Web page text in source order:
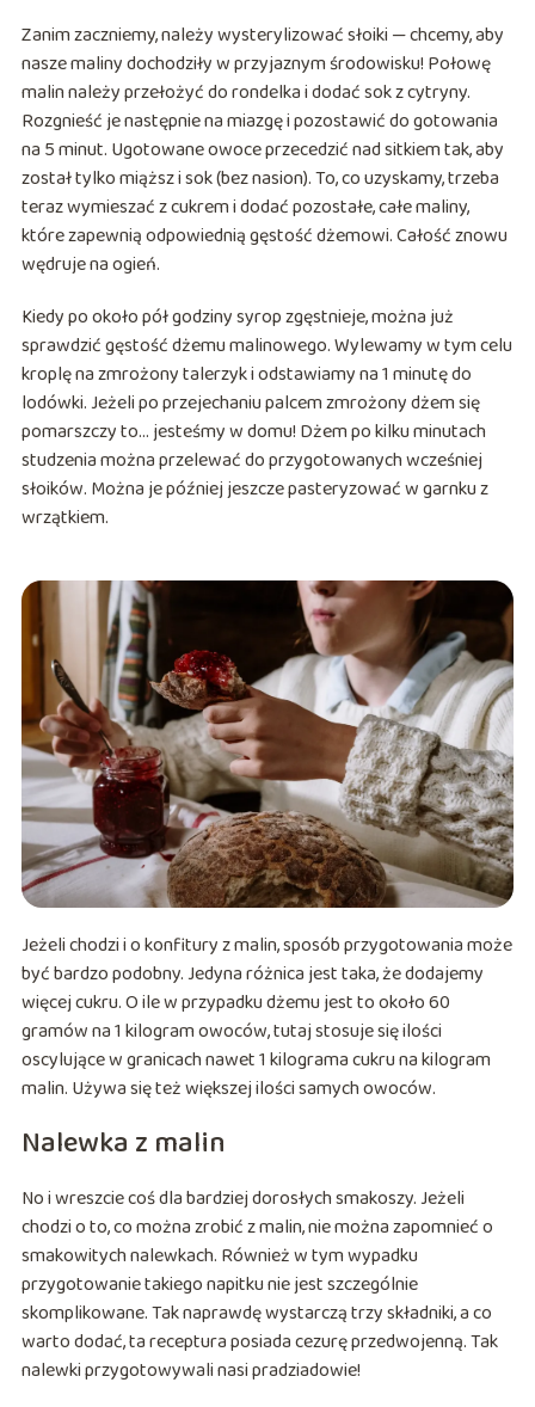
Zanim zaczniemy, należy wysterylizować słoiki — chcemy, aby
nasze maliny dochodziły w przyjaznym środowisku! Połowę
malin należy przełożyć do rondelka i dodać sok z cytryny.
Rozgnieść je następnie na miazgę i pozostawić do gotowania
na 5 minut. Ugotowane owoce przecedzić nad sitkiem tak, aby
został tylko miąższ i sok (bez nasion). To, co uzyskamy, trzeba
teraz wymieszać z cukrem i dodać pozostałe, całe maliny,
które zapewnią odpowiednią gęstość dżemowi. Całość znowu
wędruje na ogień.
Kiedy po około pół godziny syrop zgęstnieje, można już
sprawdzić gęstość dżemu malinowego. Wylewamy w tym celu
kroplę na zmrożony talerzyk i odstawiamy na 1 minutę do
lodówki. Jeżeli po przejechaniu palcem zmrożony dżem się
pomarszczy to… jesteśmy w domu! Dżem po kilku minutach
studzenia można przelewać do przygotowanych wcześniej
słoików. Można je później jeszcze pasteryzować w garnku z
wrzątkiem.
Jeżeli chodzi i o konfitury z malin, sposób przygotowania może
być bardzo podobny. Jedyna różnica jest taka, że dodajemy
więcej cukru. O ile w przypadku dżemu jest to około 60
gramów na 1 kilogram owoców, tutaj stosuje się ilości
oscylujące w granicach nawet 1 kilograma cukru na kilogram
malin. Używa się też większej ilości samych owoców.
Nalewka z malin
No i wreszcie coś dla bardziej dorosłych smakoszy. Jeżeli
chodzi o to, co można zrobić z malin, nie można zapomnieć o
smakowitych nalewkach. Również w tym wypadku
przygotowanie takiego napitku nie jest szczególnie
skomplikowane. Tak naprawdę wystarczą trzy składniki, a co
warto dodać, ta receptura posiada cezurę przedwojenną. Tak
nalewki przygotowywali nasi pradziadowie!